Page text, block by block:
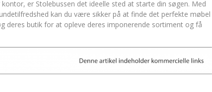
er Stolebussen det ideelle sted at starte din søgen. Med
kan du være sikker på at finde det perfekte møbel
deres butik for at opleve deres imponerende sortiment og få